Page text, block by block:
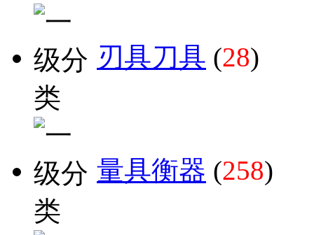
刃具刀具 (28)
量具衡器 (258)